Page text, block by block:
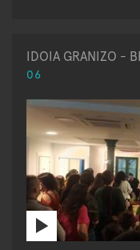
IDOIA GRANIZO -
06